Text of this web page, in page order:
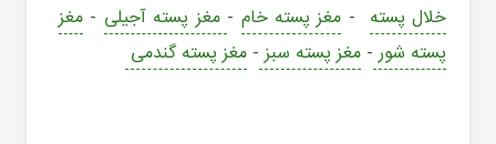
خلال پسته - مغز پسته خام - مغز پسته آجیلی - مغز
پسته شور- مغز پسته سبز- مغز پسته گندمی